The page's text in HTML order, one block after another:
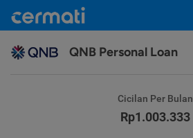
QNB Personal Loan
Cicilan Per Bulan
Rp1.003.333